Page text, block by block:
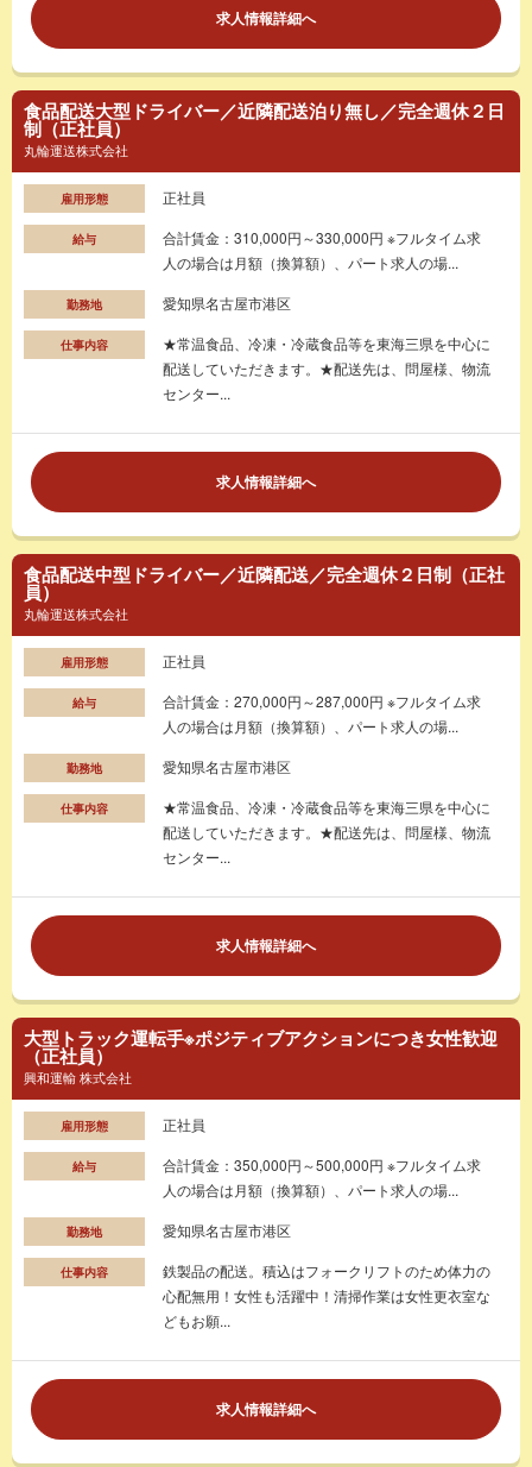
求人情報詳細へ
食品配送大型ドライバー／近隣配送泊り無し／完全週休２日
制（正社員）
丸輪運送株式会社
雇用形態 正社員
給与
合計賃金：310,000円～330,000円 ※フルタイム求
人の場合は月額（換算額）、パート求人の場...
勤務地 愛知県名古屋市港区
仕事内容
★常温食品、冷凍・冷蔵食品等を東海三県を中心に
配送していただきます。★配送先は、問屋様、物流
センター...
求人情報詳細へ
食品配送中型ドライバー／近隣配送／完全週休２日制（正社
員）
丸輪運送株式会社
雇用形態 正社員
給与
合計賃金：270,000円～287,000円 ※フルタイム求
人の場合は月額（換算額）、パート求人の場...
勤務地 愛知県名古屋市港区
仕事内容
★常温食品、冷凍・冷蔵食品等を東海三県を中心に
配送していただきます。★配送先は、問屋様、物流
センター...
求人情報詳細へ
大型トラック運転手※ポジティブアクションにつき女性歓迎
（正社員）
興和運輸 株式会社
雇用形態 正社員
給与
合計賃金：350,000円～500,000円 ※フルタイム求
人の場合は月額（換算額）、パート求人の場...
勤務地 愛知県名古屋市港区
仕事内容
鉄製品の配送。積込はフォークリフトのため体力の
心配無用！女性も活躍中！清掃作業は女性更衣室な
どもお願...
求人情報詳細へ